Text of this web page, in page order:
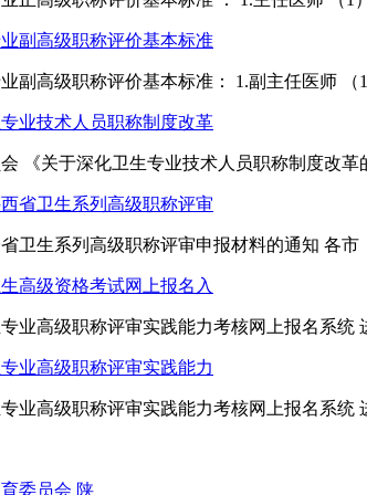
副高级职称评价基本标准
副高级职称评价基本标准： 1.副主任医师
业技术人员职称制度改革
《关于深化卫生专业技术人员职称制度改革
省卫生系列高级职称评审
卫生系列高级职称评审申报材料的通知 各市
高级资格考试网上报名入
业高级职称评审实践能力考核网上报名系统
业高级职称评审实践能力
业高级职称评审实践能力考核网上报名系统
委员会 陕